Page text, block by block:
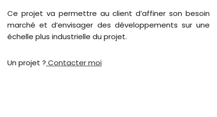
Ce projet va permettre au client d’affiner son besoin
marché et d’envisager des développements sur une
échelle plus industrielle du projet.
Un projet ? Contacter moi